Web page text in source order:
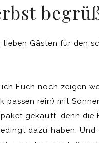
Gästen für den
Euch noch zeigen
passen rein) mit
gekauft, denn die
dazu haben. Und